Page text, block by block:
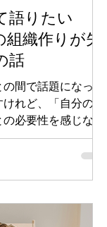
選択権がない一方
本的にはお金を稼
当で、どのくらい
になるのかについ
など、主に稼いで
であって、自分で
係を想
語りたい
織作りが失
話
間で話題になって
れど、「自分の感
必要性を感じな
がいるのを、そう
眼差しで見ていま
か、特段思わない
れこそが決定的に